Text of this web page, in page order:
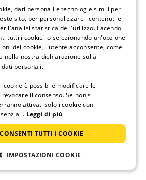
troverai la più ampia offerta di
direttamente dal proprietario.
per te. Inoltre, hai un
e puoi scegliere tra molte
dati personali e tecnologie simili per
sito, per personalizzare i contenuti e
l'analisi statistica dell'utilizzo. Facendo
tutti i cookie" o selezionando un'opzione
dei cookie, l'utente acconsente, come
nella nostra dichiarazione sulla
personali.
cookie è possibile modificare le
il consenso. Se non si
attivati solo i cookie con
Leggi di più
CONSENTI TUTTI I COOKIE
IMPOSTAZIONI COOKIE